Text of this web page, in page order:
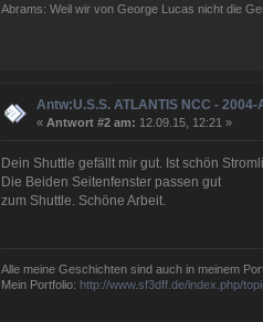
Abrams: Weil wir von George Lucas nicht die
Antw:U.S.S. ATLANTIS NCC - 2004-
« Antwort #2 am: 12.09.15, 12:21 »
Dein Shuttle gefällt mir gut. Ist schön
Die Beiden Seitenfenster passen gut
zum Shuttle. Schöne Arbeit.
Alle meine Geschichten sind auch in meinem
Mein Portfolio: http://www.sf3dff.de/index.php/